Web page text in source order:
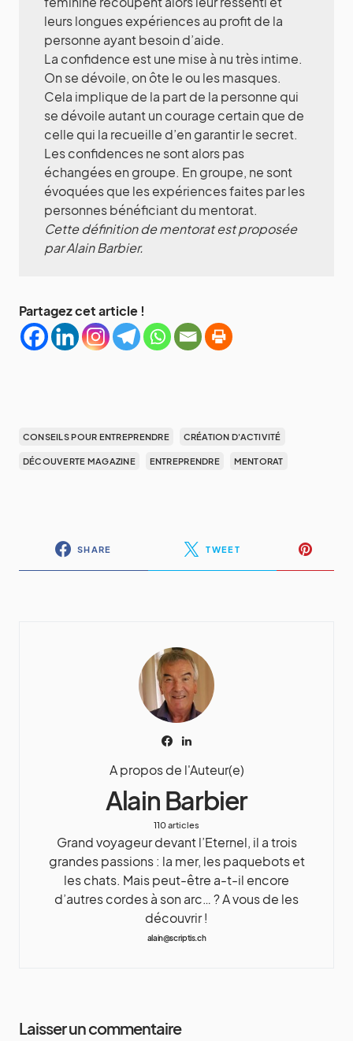
leurs longues expériences au profit de la
personne ayant besoin d’aide.
La confidence est une mise à nu très intime.
On se dévoile, on ôte le ou les masques.
Cela implique de la part de la personne qui
se dévoile autant un courage certain que de
celle qui la recueille d’en garantir le secret.
Les confidences ne sont alors pas
échangées en groupe. En groupe, ne sont
évoquées que les expériences faites par les
personnes bénéficiant du mentorat.
Cette définition de mentorat est proposée
par Alain Barbier.
Partagez cet article !
CONSEILS POUR ENTREPRENDRE CRÉATION D'ACTIVITÉ
DÉCOUVERTE MAGAZINE ENTREPRENDRE MENTORAT
SHARE TWEET
A propos de l'Auteur(e)
Alain Barbier
110 articles
Grand voyageur devant l’Eternel, il a trois
grandes passions : la mer, les paquebots et
les chats. Mais peut-être a-t-il encore
d’autres cordes à son arc… ? A vous de les
découvrir !
alain@scriptis.ch
Laisser un commentaire